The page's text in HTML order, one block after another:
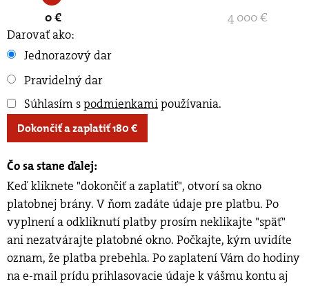
0 €
4 000 €
Darovať ako:
Jednorazový dar
Pravidelný dar
Súhlasím spodmienkamipoužívania.
Dokončiť a zaplatiť180€
Čo sa stane ďalej:
Keď kliknete "dokončiť a zaplatiť", otvorí sa okno
platobnej brány. V ňom zadáte údaje pre platbu. Po
vyplnení a odkliknutí platby prosím neklikajte "späť"
ani nezatvárajte platobné okno. Počkajte, kým uvidíte
oznam, že platba prebehla. Po zaplatení Vám do hodiny
na e-mail prídu prihlasovacie údaje k vášmu kontu aj